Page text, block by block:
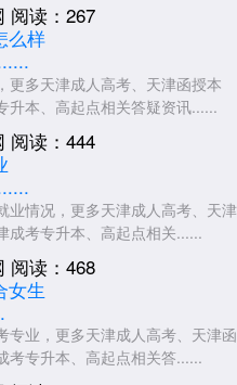
阅读：267
更多天津成人高考、天津函授本
升本、高起点相关答疑资讯......
阅读：444
业情况，更多天津成人高考、天津
成考专升本、高起点相关......
阅读：468
专业，更多天津成人高考、天津函
考专升本、高起点相关答......